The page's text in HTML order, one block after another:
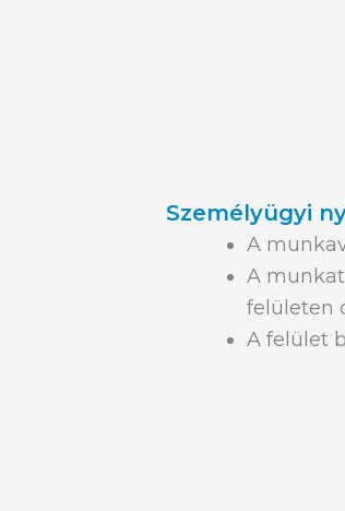
Személyügyi
A
A
felületen
A felület